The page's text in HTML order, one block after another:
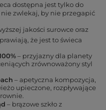
dostępna jest tylko do
zwlekaj, by nie przegapić
jakości surowce oraz
że jest to świeca
– przyjazny dla planety
zrównoważony styl
– apetyczna kompozycja,
upieczone, rozpływające
– brązowe szkło z